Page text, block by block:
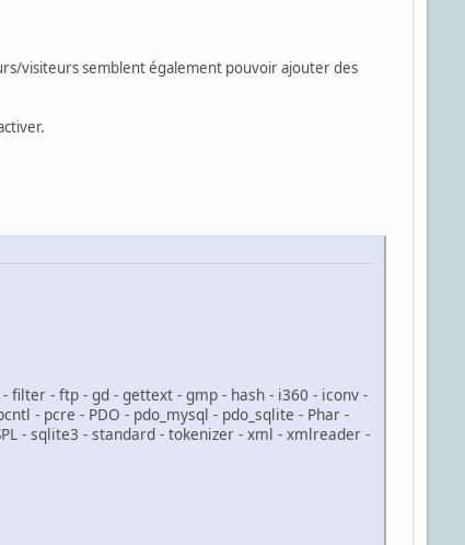
visiteurs semblent également pouvoir ajouter des
filter - ftp - gd - gettext - gmp - hash - i360 - iconv -
- pcre - PDO - pdo_mysql - pdo_sqlite - Phar -
- sqlite3 - standard - tokenizer - xml - xmlreader -